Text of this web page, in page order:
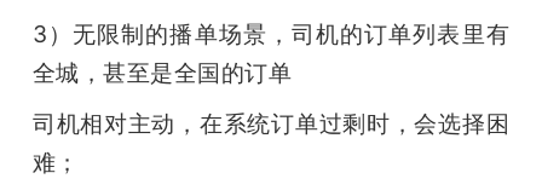
3）无限制的播单场景，司机的订单列表里有
全城，甚至是全国的订单
司机相对主动，在系统订单过剩时，会选择困
难；